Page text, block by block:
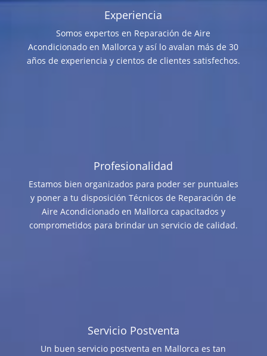
Experiencia
Somos expertos en Reparación de Aire
Acondicionado en Mallorca y así lo avalan más de 30
años de experiencia y cientos de clientes satisfechos.
Profesionalidad
Estamos bien organizados para poder ser puntuales
y poner a tu disposición Técnicos de Reparación de
Aire Acondicionado en Mallorca capacitados y
comprometidos para brindar un servicio de calidad.
Servicio Postventa
Un buen servicio postventa en Mallorca es tan